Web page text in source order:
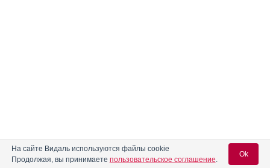
На сайте Видаль используются файлы cookie
Продолжая, вы принимаете пользовательское соглашение.
Ok